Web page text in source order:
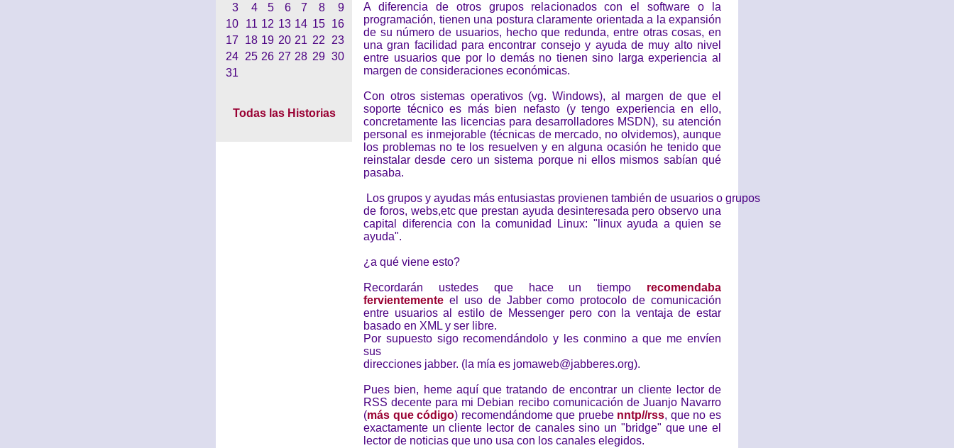
3
4 5 6 7 8
9
10
11 12 13 14 15
16
17
18 19 20 21 22
23
24
25 26 27 28 29 30
31
Todas las Historias
A diferencia de otros grupos relacionados con el software o la
programación, tienen una postura claramente orientada a la expansión
de su número de usuarios, hecho que redunda, entre otras cosas, en
una gran facilidad para encontrar consejo y ayuda de muy alto nivel
entre usuarios que por lo demás no tienen sino larga experiencia al
margen de consideraciones económicas.
Con otros sistemas operativos (vg. Windows), al margen de que el
soporte técnico es más bien nefasto (y tengo experiencia en ello,
concretamente las licencias para desarrolladores MSDN), su atención
personal es inmejorable (técnicas de mercado, no olvidemos), aunque
los problemas no te los resuelven y en alguna ocasión he tenido que
reinstalar desde cero un sistema porque ni ellos mismos sabían qué
pasaba.
Los grupos y ayudas más entusiastas provienen también de usuarios o grupos
de foros, webs,etc que prestan ayuda desinteresada pero observo una
capital diferencia con la comunidad Linux: "linux ayuda a quien se
ayuda".
¿a qué viene esto?
Recordarán ustedes que hace un tiempo recomendaba
fervientemente el uso de Jabber como protocolo de comunicación
entre usuarios al estilo de Messenger pero con la ventaja de estar
basado en XML y ser libre.
Por supuesto sigo recomendándolo y les conmino a que me envíen
sus
direcciones jabber. (la mía es jomaweb@jabberes.org).
Pues bien, heme aquí que tratando de encontrar un cliente lector de
RSS decente para mi Debian recibo comunicación de Juanjo Navarro
(más que código) recomendándome que pruebe nntp//rss, que no es
exactamente un cliente lector de canales sino un "bridge" que une el
lector de noticias que uno usa con los canales elegidos.